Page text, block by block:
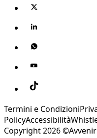
Termini e Condizioni
PolicyAccessibilità
Copyright 2026